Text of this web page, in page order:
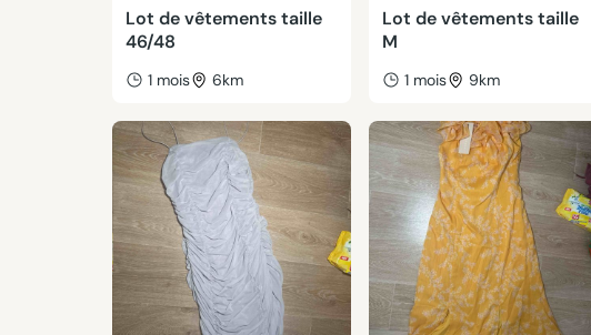
Lot de vêtements taille
46/48
1 mois 6km
Lot de vêtements taille
M
1 mois 9km